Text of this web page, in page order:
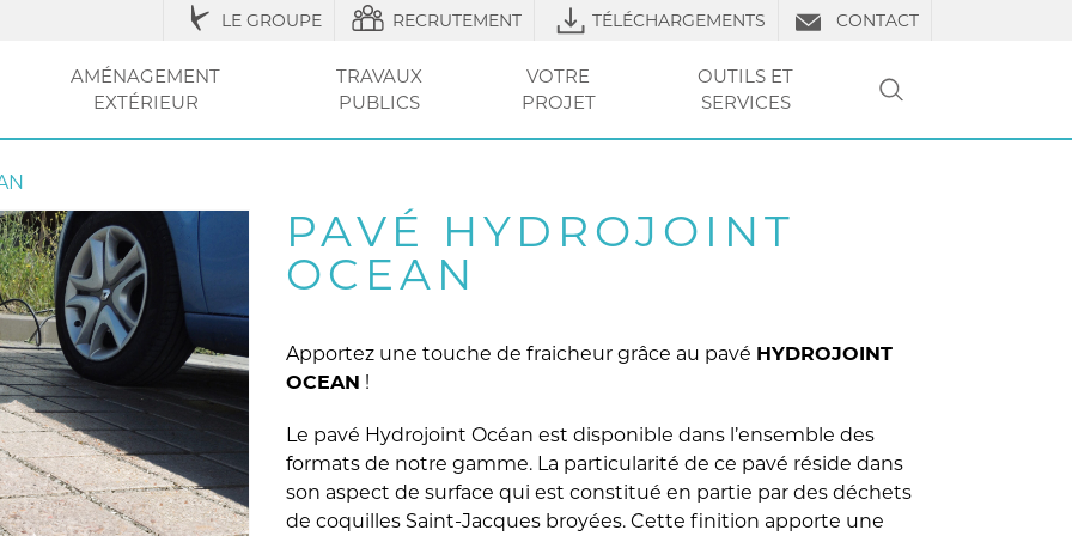
LE GROUPE RECRUTEMENT TÉLÉCHARGEMENTS CONTACT
AMÉNAGEMENT
EXTÉRIEUR
TRAVAUX
PUBLICS
VOTRE
PROJET
OUTILS ET
SERVICES
PAVÉ HYDROJOINT
OCEAN
Apportez une touche de fraicheur grâce au pavé HYDROJOINT
OCEAN !
Le pavé Hydrojoint Océan est disponible dans l’ensemble des
formats de notre gamme. La particularité de ce pavé réside dans
son aspect de surface qui est constitué en partie par des déchets
de coquilles Saint-Jacques broyées. Cette finition apporte une